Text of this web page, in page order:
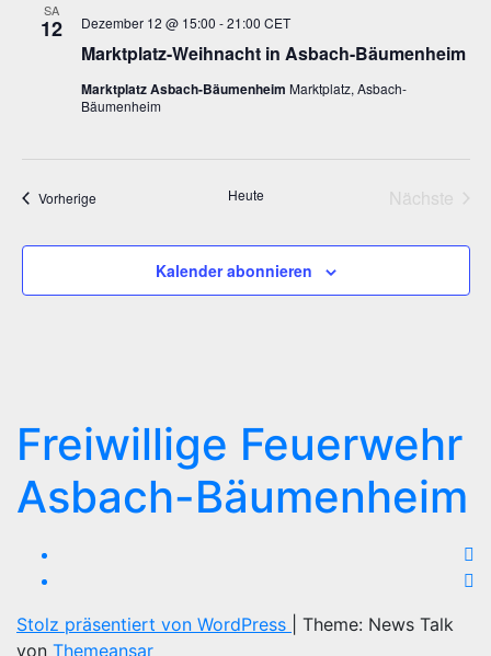
SA
12
Marktplatz-Weihnacht in Asbach-Bäumenheim
Dezember 12 @ 15:00 -21:00 CET
Marktplatz Asbach-Bäumenheim Marktplatz, Asbach-
Bäumenheim
VorherigeVeranstaltungen Heute
Nächste
Kalender abonnieren
Freiwillige Feuerwehr
Asbach-Bäumenheim
Stolz präsentiert von WordPress
Theme: News Talk
von Themeansar